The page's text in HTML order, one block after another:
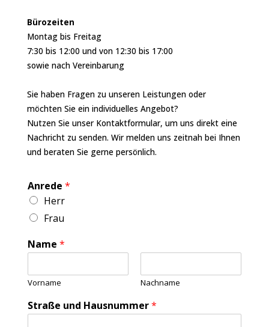
Bürozeiten
Montag bis Freitag
7:30 bis 12:00 und von 12:30 bis 17:00
sowie nach Vereinbarung
Sie haben Fragen zu unseren Leistungen oder
möchten Sie ein individuelles Angebot?
Nutzen Sie unser Kontaktformular, um uns direkt eine
Nachricht zu senden. Wir melden uns zeitnah bei Ihnen
und beraten Sie gerne persönlich.
Anrede *
Herr
Frau
Name *
Vorname Nachname
Straße und Hausnummer*